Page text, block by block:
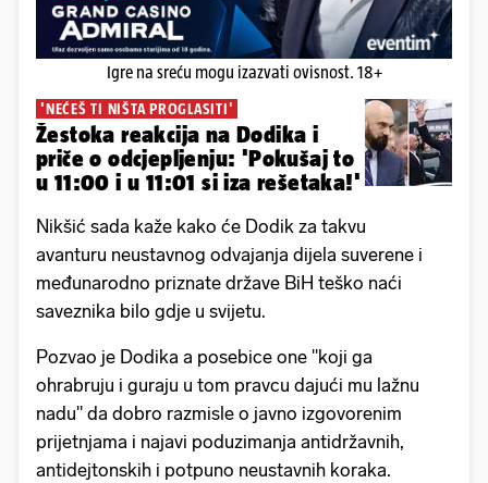
Igre na sreću mogu izazvati ovisnost. 18+
'NEĆEŠ TI NIŠTA PROGLASITI'
Žestoka reakcija na Dodika i
priče o odcjepljenju: 'Pokušaj to
u 11:00 i u 11:01 si iza rešetaka!'
Nikšić sada kaže kako će Dodik za takvu
avanturu neustavnog odvajanja dijela suverene i
međunarodno priznate države BiH teško naći
saveznika bilo gdje u svijetu.
Pozvao je Dodika a posebice one "koji ga
ohrabruju i guraju u tom pravcu dajući mu lažnu
nadu" da dobro razmisle o javno izgovorenim
prijetnjama i najavi poduzimanja antidržavnih,
antidejtonskih i potpuno neustavnih koraka.